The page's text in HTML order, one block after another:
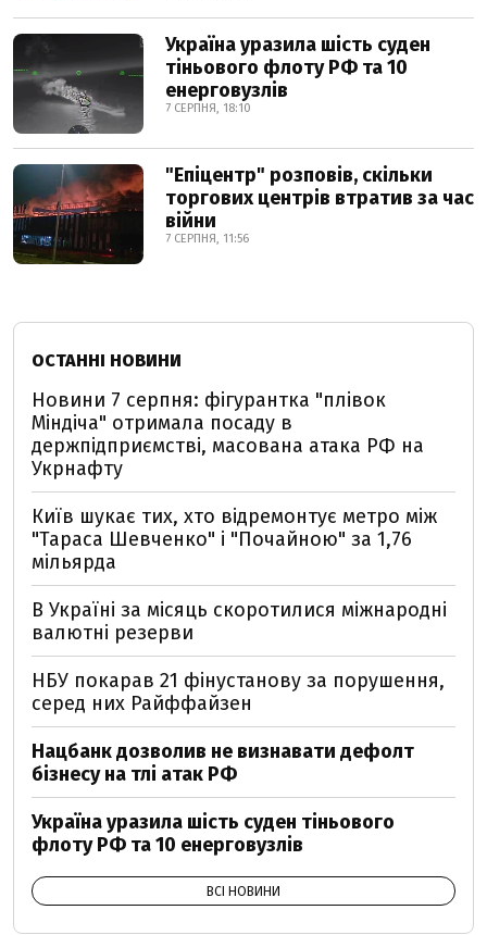
Україна уразила шість суден
тіньового флоту РФ та 10
енерговузлів
7 СЕРПНЯ, 18:10
"Епіцентр" розповів, скільки
торгових центрів втратив за час
війни
7 СЕРПНЯ, 11:56
ОСТАННІ НОВИНИ
Новини 7 серпня: фігурантка "плівок
Міндіча" отримала посаду в
держпідприємстві, масована атака РФ на
Укрнафту
Київ шукає тих, хто відремонтує метро між
"Тараса Шевченко" і "Почайною" за 1,76
мільярда
В Україні за місяць скоротилися міжнародні
валютні резерви
НБУ покарав 21 фінустанову за порушення,
серед них Райффайзен
Нацбанк дозволив не визнавати дефолт
бізнесу на тлі атак РФ
Україна уразила шість суден тіньового
флоту РФ та 10 енерговузлів
ВСІ НОВИНИ